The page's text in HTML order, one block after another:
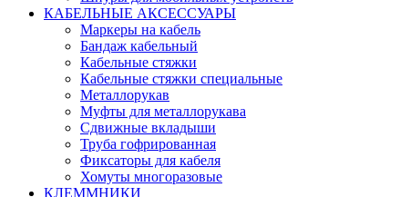
КАБЕЛЬНЫЕ АКСЕССУАРЫ
Маркеры на кабель
Бандаж кабельный
Кабельные стяжки
Кабельные стяжки специальные
Металлорукав
Муфты для металлорукава
Сдвижные вкладыши
Труба гофрированная
Фиксаторы для кабеля
Хомуты многоразовые
КЛЕММНИКИ